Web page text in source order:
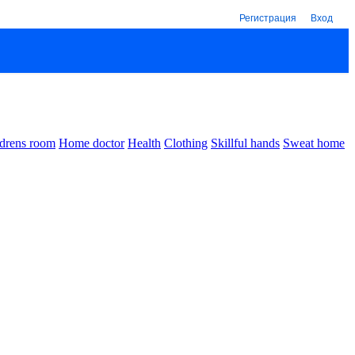
Регистрация Вход
room Home doctor Health Clothing Skillful hands Sweat home